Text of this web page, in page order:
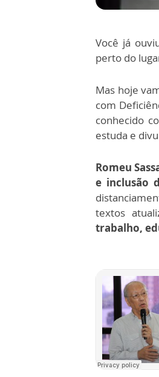
Você já
perto do
Mas hoje
com
conhecido
estuda e
Romeu
e inclusão
textos
trabalho,